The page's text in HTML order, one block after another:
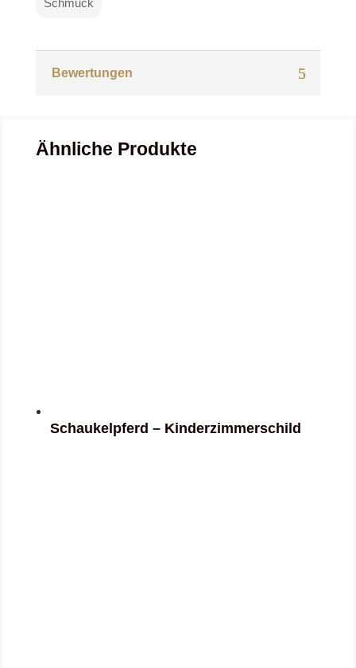
Bewertungen
Ähnliche Produkte
Schaukelpferd – Kinderzimmerschild